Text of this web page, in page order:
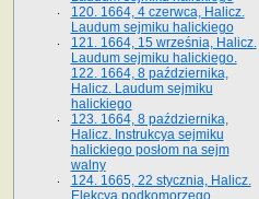
120. 1664, 4 czerwca, Halicz.
Laudum sejmiku halickiego
121. 1664, 15 września, Halicz.
Laudum sejmiku halickiego.
122. 1664, 8 października,
Halicz. Laudum sejmiku
halickiego
123. 1664, 8 października,
Halicz. Instrukcya sejmiku
halickiego posłom na sejm
walny
124. 1665, 22 stycznia, Halicz.
Elekcya podkomorzego